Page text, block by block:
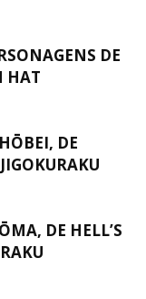
DE
HAT
DE
DE HELL’S